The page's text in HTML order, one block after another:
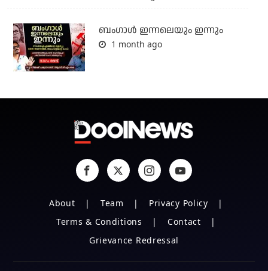
ബംഗാള്‍ ഇന്നലെയും ഇന്നും
1 month ago
About Team
Privacy Policy
Terms & Conditions
Contact
Grievance Redressal